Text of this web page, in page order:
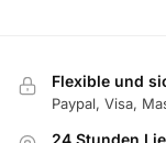
Flexible und
Paypal, Visa,
24 Stunden